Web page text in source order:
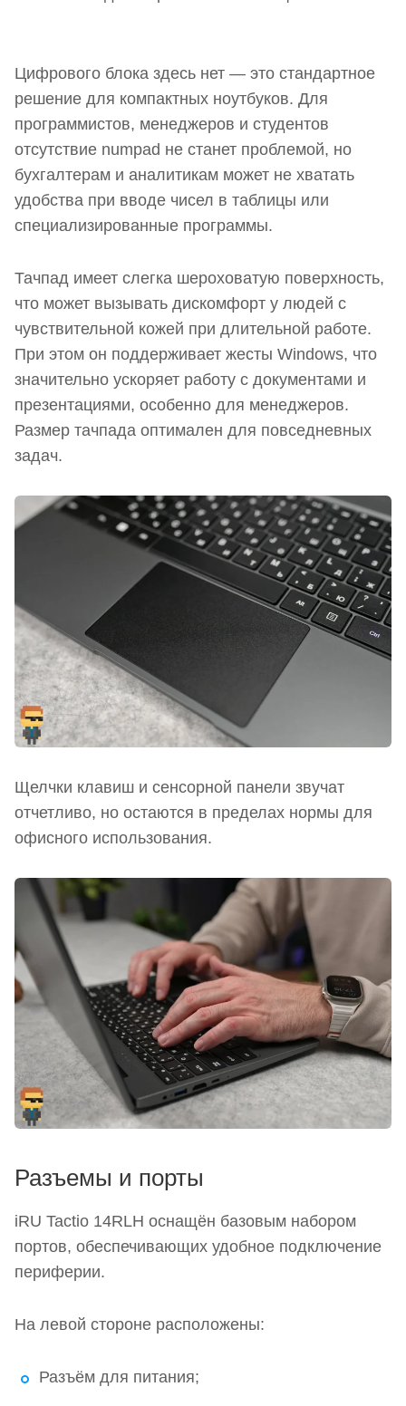
Цифрового блока здесь нет — это стандартное
решение для компактных ноутбуков. Для
программистов, менеджеров и студентов
отсутствие numpad не станет проблемой, но
бухгалтерам и аналитикам может не хватать
удобства при вводе чисел в таблицы или
специализированные программы.
Тачпад имеет слегка шероховатую поверхность,
что может вызывать дискомфорт у людей с
чувствительной кожей при длительной работе.
При этом он поддерживает жесты Windows, что
значительно ускоряет работу с документами и
презентациями, особенно для менеджеров.
Размер тачпада оптимален для повседневных
задач.
Щелчки клавиш и сенсорной панели звучат
отчетливо, но остаются в пределах нормы для
офисного использования.
Разъемы и порты
iRU Tactio 14RLH оснащён базовым набором
портов, обеспечивающих удобное подключение
периферии.
На левой стороне расположены:
Разъём для питания;